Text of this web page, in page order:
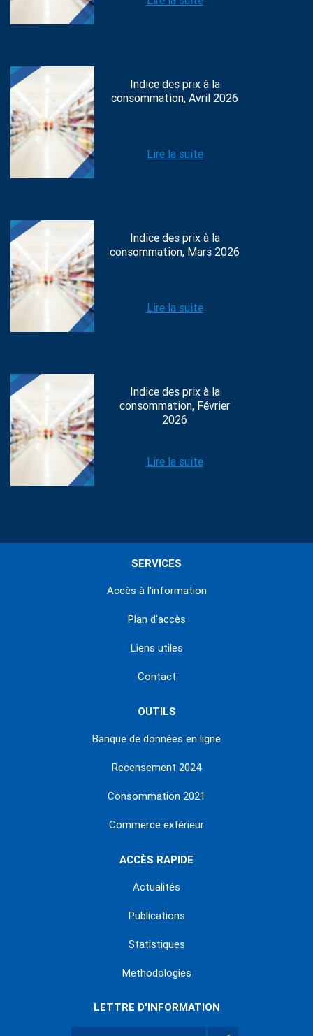
Indice des prix à la
consommation, Avril 2026
Lire la suite
Indice des prix à la
consommation, Mars 2026
Lire la suite
Indice des prix à la
consommation, Février
2026
Lire la suite
SERVICES
Accès à l'information
Plan d'accès
Liens utiles
Contact
OUTILS
Banque de données en ligne
Recensement 2024
Consommation 2021
Commerce extérieur
ACCÈS RAPIDE
Actualités
Publications
Statistiques
Methodologies
LETTRE D'INFORMATION